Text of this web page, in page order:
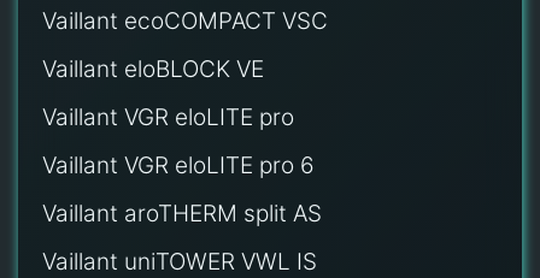
Vaillant ecoCOMPACT VSC
Vaillant eloBLOCK VE
Vaillant VGR eloLITE pro
Vaillant VGR eloLITE pro 6
Vaillant aroTHERM split AS
Vaillant uniTOWER VWL IS